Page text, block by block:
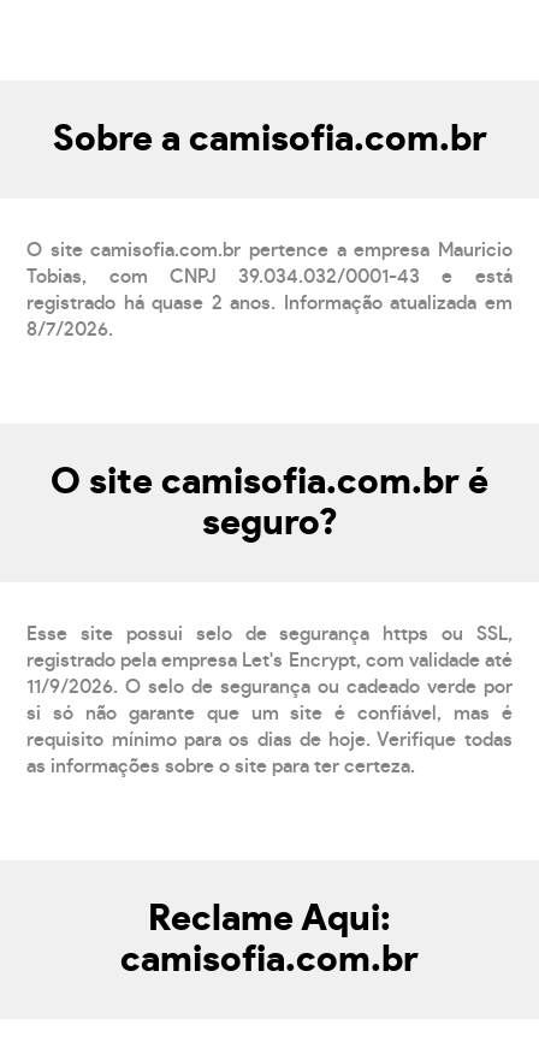
Sobre a camisofia.com.br
O site camisofia.com.br pertence a empresa Mauricio
Tobias, com CNPJ 39.034.032/0001-43 e está
registrado há quase 2 anos. Informação atualizada em
8/7/2026.
O site camisofia.com.br é
seguro?
Esse site possui selo de segurança https ou SSL,
registrado pela empresa Let's Encrypt, com validade até
11/9/2026. O selo de segurança ou cadeado verde por
si só não garante que um site é confiável, mas é
requisito mínimo para os dias de hoje. Verifique todas
as informações sobre o site para ter certeza.
Reclame Aqui:
camisofia.com.br